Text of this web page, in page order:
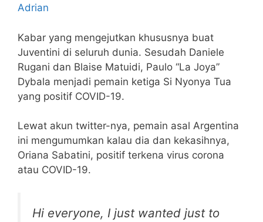
Adrian
Kabar yang mengejutkan khususnya buat
Juventini di seluruh dunia. Sesudah Daniele
Rugani dan Blaise Matuidi, Paulo “La Joya”
Dybala menjadi pemain ketiga Si Nyonya Tua
yang positif COVID-19.
Lewat akun twitter-nya, pemain asal Argentina
ini mengumumkan kalau dia dan kekasihnya,
Oriana Sabatini, positif terkena virus corona
atau COVID-19.
Hi everyone, I just wanted just to